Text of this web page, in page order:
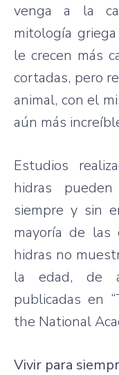
venga a la
mitología
le crecen más
cortadas, pero
animal, con el
aún más
Estudios
hidras
siempre y sin
mayoría de las
hidras no
la edad, de
publicadas en
the National
Vivir para